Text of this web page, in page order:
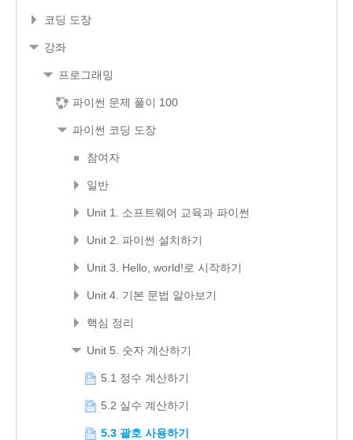
코딩 도장
강좌
프로그래밍
파이썬 문제 풀이 100
파이썬 코딩 도장
참여자
일반
Unit 1. 소프트웨어 교육과 파이썬
Unit 2. 파이썬 설치하기
Unit 3. Hello, world!로 시작하기
Unit 4. 기본 문법 알아보기
핵심 정리
Unit 5. 숫자 계산하기
5.1 정수 계산하기
5.2 실수 계산하기
5.3 괄호 사용하기